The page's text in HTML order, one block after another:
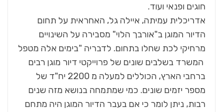
חוגים ופנאי ועוד.
אדריכלית עמיתה, איילה גל, האחראית על תחום
הדיור המוגן ב"אורבך הלוי" מסבירה על השינויים
מרחיקי לכת שחלו בתחום. לדבריה "בימים אלה מטפל
המשרד בשלבים שונים של פרוייקטי דיור מוגן רבים
ברחבי הארץ, הכוללים למעלה מ 2200 יח"ד של
מספר יזמים שונים. כמי שמתמחה בנושא מזה שנים
רבות, ניתן לומר כי אם בעבר הדיור המוגן היה מתחם